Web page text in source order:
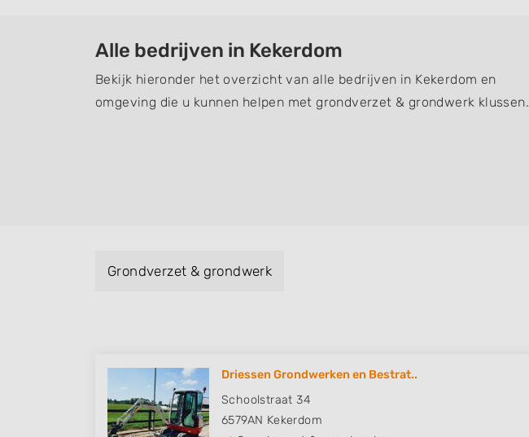
Alle bedrijven in Kekerdom
Bekijk hieronder het overzicht van alle bedrijven in Kekerdom en
omgeving die u kunnen helpen met grondverzet & grondwerk klussen.
Grondverzet & grondwerk
Driessen Grondwerken en Bestrat..
Schoolstraat 34
6579AN Kekerdom